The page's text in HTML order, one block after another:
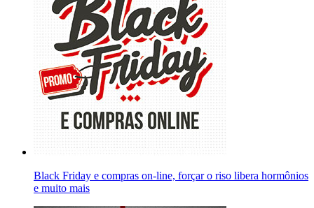
Black Friday e compras on-line, forçar o riso libera hormônios
e muito mais